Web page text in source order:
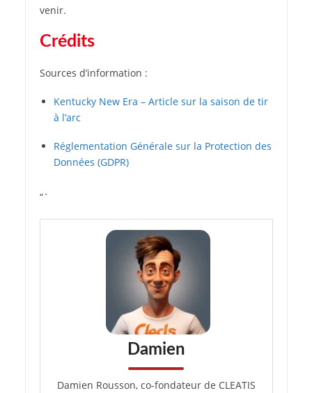
venir.
Crédits
Sources d’information :
Kentucky New Era – Article sur la saison de tir
à l’arc
Réglementation Générale sur la Protection des
Données (GDPR)
“`
Damien
Damien Rousson, co-fondateur de CLEATIS